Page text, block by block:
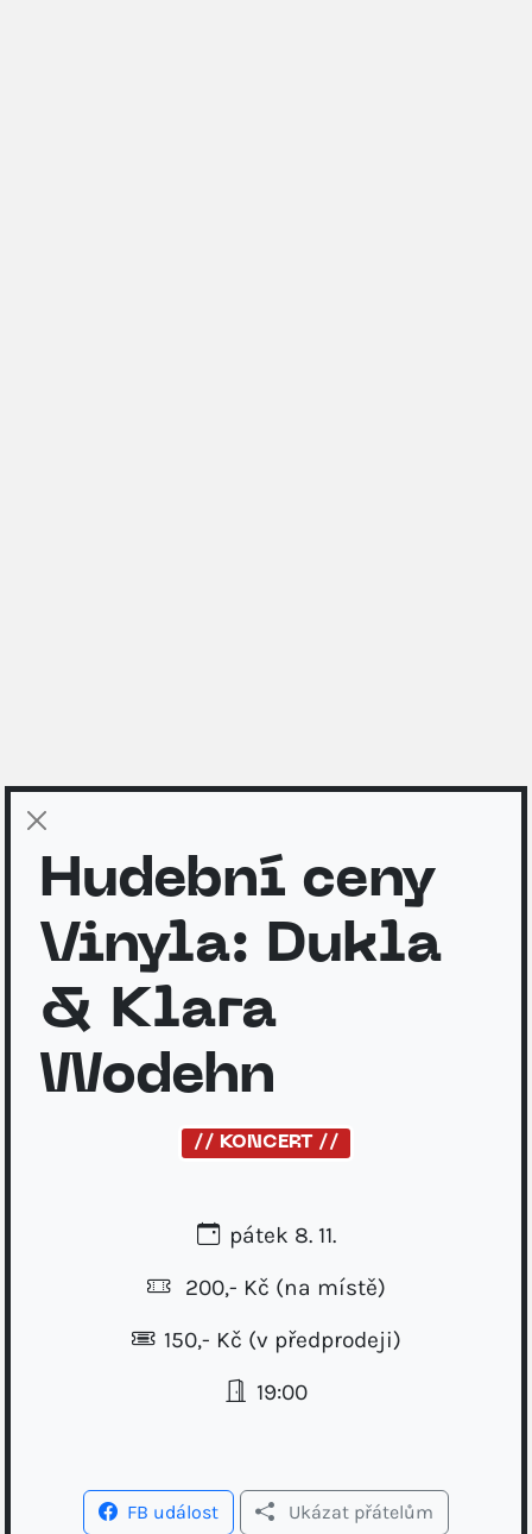
Hudební ceny
Vinyla: Dukla
& Klara
Wodehn
// KONCERT //
pátek 8. 11.
200,- Kč (na místě)
150,- Kč (v předprodeji)
19:00
FB událost Ukázat přátelům